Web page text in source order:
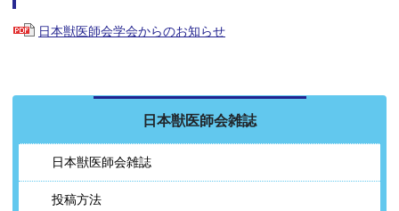
日本獣医師会学会からのお知らせ
日本獣医師会雑誌
日本獣医師会雑誌
投稿方法